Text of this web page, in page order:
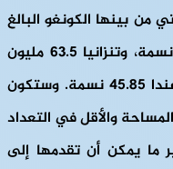
من بينها الكونغو البالغ
عدد سكانها إلى أكثر من 90 مليون نسمة، وتنزانيا 63.5 مليون
نسمة وكينيا 53.01 نسمة وكذلك أوعندا 45.85 نسمة. وستكون
والأقل في التعداد
ما يمكن أن تقدمها إلى